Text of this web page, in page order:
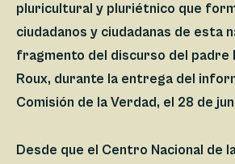
pluricultural y pluriétnico que
ciudadanos y ciudadanas de esta
fragmento del discurso del padre
Roux, durante la entrega del
Comisión de la Verdad, el 28 de
Desde que el Centro Nacional de